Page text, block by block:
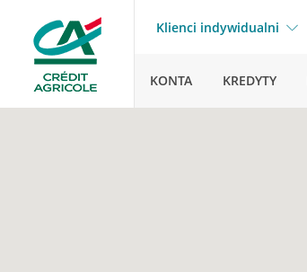
Klienci indywidualni
KONTA KREDYTY